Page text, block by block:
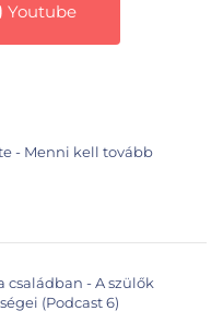
Youtube
- Menni kell tovább
családban - A szülők
(Podcast 6)